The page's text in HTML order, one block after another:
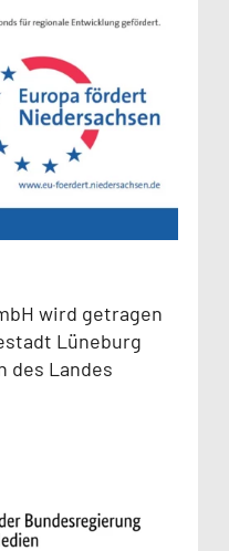
wird getragen
Lüneburg
des Landes